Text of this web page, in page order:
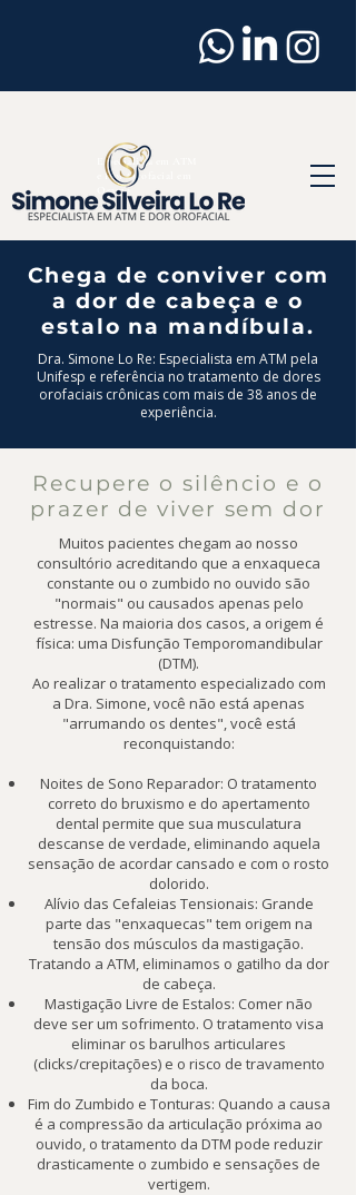
Dentista
Especialista em ATM
e Dor Orofacial em
Osasco
Chega de conviver com
a dor de cabeça e o
estalo na mandíbula.
Dra. Simone Lo Re: Especialista em ATM pela
Unifesp e referência no tratamento de dores
orofaciais crônicas com mais de 38 anos de
experiência.
Recupere o silêncio e o
prazer de viver sem dor
Muitos pacientes chegam ao nosso
consultório acreditando que a enxaqueca
constante ou o zumbido no ouvido são
"normais" ou causados apenas pelo
estresse. Na maioria dos casos, a origem é
física: uma Disfunção Temporomandibular
(DTM).
Ao realizar o tratamento especializado com
a Dra. Simone, você não está apenas
"arrumando os dentes", você está
reconquistando:
Noites de Sono Reparador: O tratamento
correto do bruxismo e do apertamento
dental permite que sua musculatura
descanse de verdade, eliminando aquela
sensação de acordar cansado e com o rosto
dolorido.
Alívio das Cefaleias Tensionais: Grande
parte das "enxaquecas" tem origem na
tensão dos músculos da mastigação.
Tratando a ATM, eliminamos o gatilho da dor
de cabeça.
Mastigação Livre de Estalos: Comer não
deve ser um sofrimento. O tratamento visa
eliminar os barulhos articulares
(clicks/crepitações) e o risco de travamento
da boca.
Fim do Zumbido e Tonturas: Quando a causa
é a compressão da articulação próxima ao
ouvido, o tratamento da DTM pode reduzir
drasticamente o zumbido e sensações de
vertigem.